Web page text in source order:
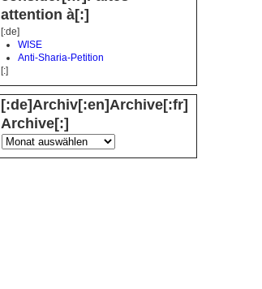
attention à[:]
[:de]
WISE
Anti-Sharia-Petition
[:]
[:de]Archiv[:en]Archive[:fr]
Archive[:]